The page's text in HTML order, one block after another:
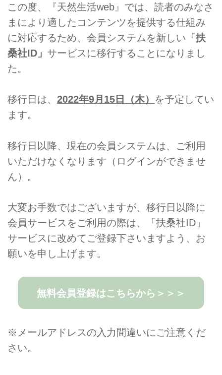
この度、『天然生活web』では、読者のみなさ
まにより適したコンテンツを提供する仕組み
に対応するため、会員システムを新しい 「扶
桑社ID」 サービスに移行することになりまし
た。
移行日は、 2022年9月15日（木） を予定してい
ます。
移行日以降、現在の会員システムは、 ご利用
いただけなくなります（ログインができませ
ん）。
大変お手数ではございますが、 移行日以降に
会員サービスをご利用の際は、「扶桑社ID」
サービスに改めてご登録下さいますよう、お
願いを申し上げます。
無料会員登録はこちらから＞＞＞
※メールアドレスの入力間違いにご注意くだ
さい。